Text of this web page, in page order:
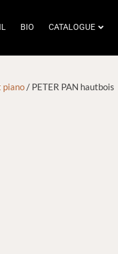
BIO CATALOGUE
piano / PETER PAN hautbois